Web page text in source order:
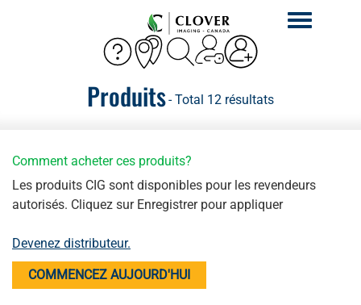
Activer
Produits- Total 12 résultats
Comment acheter ces produits?
Les produits CIG sont disponibles pour les revendeurs
autorisés. Cliquez sur Enregistrer pour appliquer
Devenez distributeur.
COMMENCEZ AUJOURD'HUI